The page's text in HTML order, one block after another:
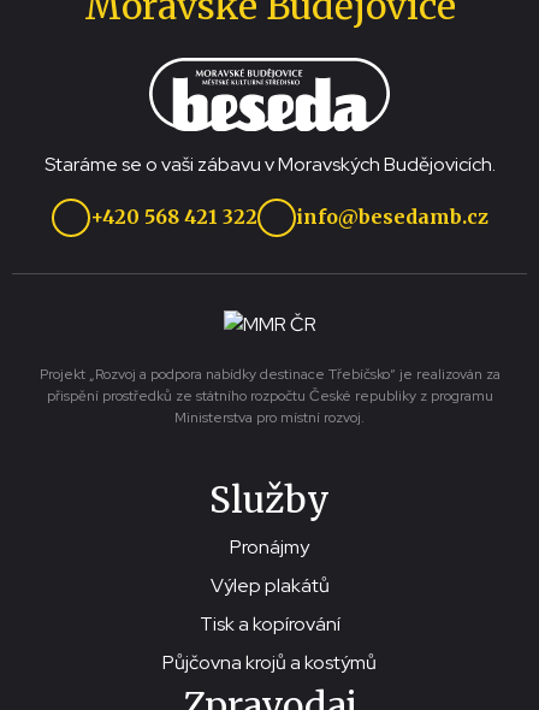
Staráme se o vaši zábavu v Moravských Budějovicích.
+420 568 421 322 info@besedamb.cz
Projekt „Rozvoj a podpora nabídky destinace Třebíčsko“ je realizován za
přispění prostředků ze státního rozpočtu České republiky z programu
Ministerstva pro místní rozvoj.
Služby
Pronájmy
Výlep plakátů
Tisk a kopírování
Půjčovna krojů a kostýmů